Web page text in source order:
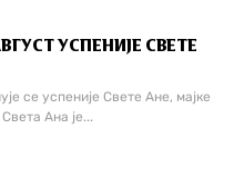
УСПЕНИЈЕ СВЕТЕ
се успеније Свете Ане, мајке
Ана је...